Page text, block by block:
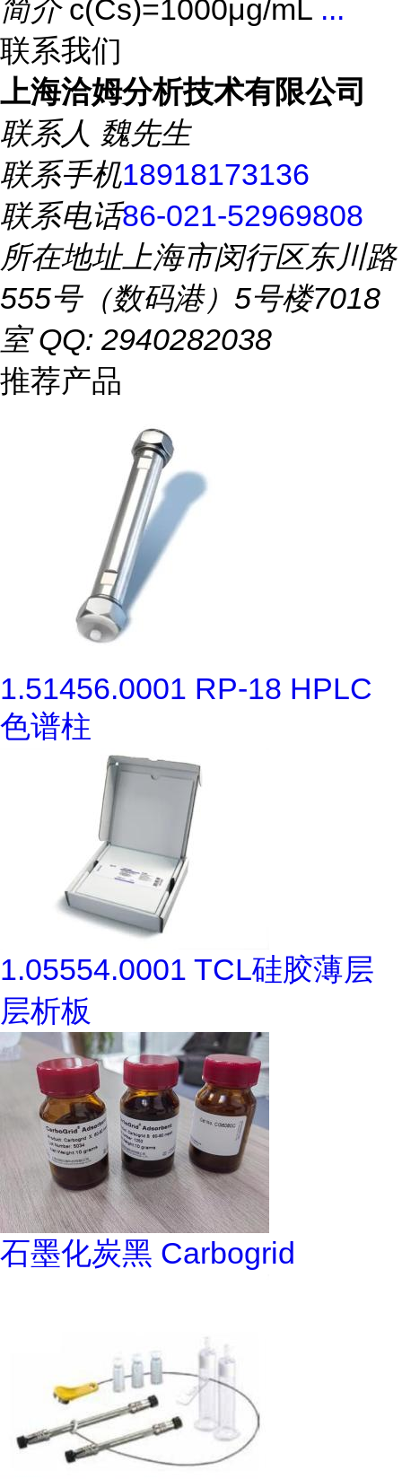
简介 c(Cs)=1000μg/mL ...
联系我们
上海洽姆分析技术有限公司
联系人 魏先生
联系手机18918173136
联系电话86-021-52969808
所在地址上海市闵行区东川路
555号（数码港）5号楼7018
室 QQ: 2940282038
推荐产品
1.51456.0001 RP-18 HPLC
色谱柱
1.05554.0001 TCL硅胶薄层
层析板
石墨化炭黑 Carbogrid